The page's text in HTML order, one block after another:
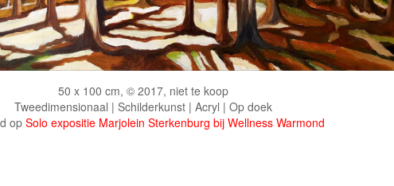
50 x 100 cm, © 2017, niet te koop
Tweedimensionaal | Schilderkunst | Acryl | Op doek
opSolo expositie Marjolein Sterkenburg bij Wellness Warmond